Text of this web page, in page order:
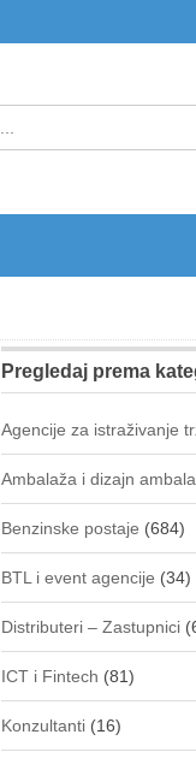
Pregledaj prema
Agencije za istraživanje
Ambalaža i dizajn
Benzinske postaje (684)
BTL i event agencije (34)
Distributeri – Zastupnici
ICT i Fintech (81)
Konzultanti (16)